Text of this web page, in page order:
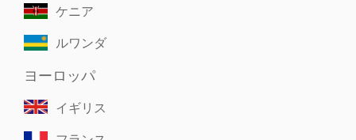
ケニア
ルワンダ
ヨーロッパ
イギリス